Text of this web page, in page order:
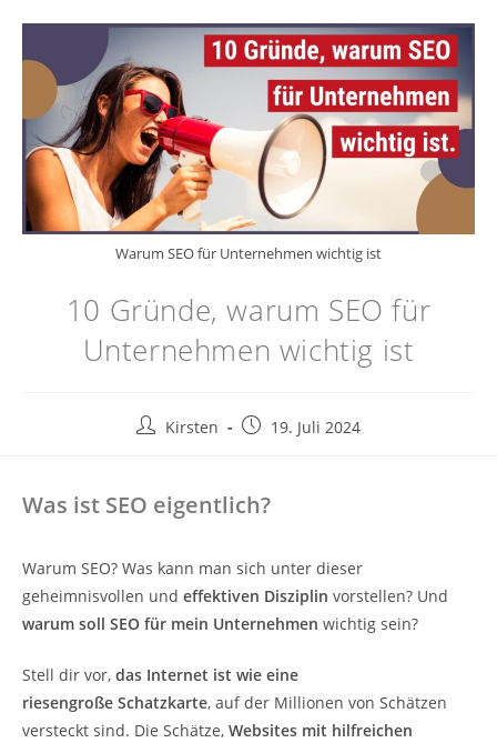
Inhalt
springen
Warum SEO für Unternehmen wichtig ist
10 Gründe, warum SEO für
Unternehmen wichtig ist
Beitrags-
Kirsten
Beitrag19. Juli 2024
Was ist SEO eigentlich?
Warum SEO? Was kann man sich unter dieser
geheimnisvollen und effektiven Disziplin vorstellen? Und
warum soll SEO für mein Unternehmen wichtig sein?
Stell dir vor, das Internet ist wie eine
riesengroße Schatzkarte, auf der Millionen von Schätzen
versteckt sind. Die Schätze, Websites mit hilfreichen